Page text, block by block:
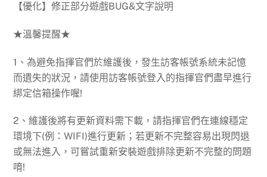
【優化】修正部分遊戲BUG&文字說明
★溫馨提醒★
1、為避免指揮官們於維護後，發生訪客帳號系統未記憶
而遺失的狀況，請使用訪客帳號登入的指揮官們盡早進行
綁定信箱操作喔!
2、維護後將有更新資料需下載，請指揮官們在連線穩定
環境下(例：WIFI)進行更新；若更新不完整容易出現閃退
或無法進入，可嘗試重新安裝遊戲排除更新不完整的問題
唷!